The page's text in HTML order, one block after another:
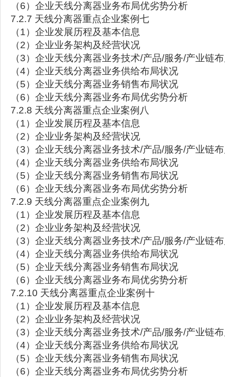
（6）企业天线分离器业务布局优劣势分析
7.2.7 天线分离器重点企业案例七
（1）企业发展历程及基本信息
（2）企业业务架构及经营状况
（3）企业天线分离器业务技术/产品/服务/产业链
（4）企业天线分离器业务供给布局状况
（5）企业天线分离器业务销售布局状况
（6）企业天线分离器业务布局优劣势分析
7.2.8 天线分离器重点企业案例八
（1）企业发展历程及基本信息
（2）企业业务架构及经营状况
（3）企业天线分离器业务技术/产品/服务/产业链
（4）企业天线分离器业务供给布局状况
（5）企业天线分离器业务销售布局状况
（6）企业天线分离器业务布局优劣势分析
7.2.9 天线分离器重点企业案例九
（1）企业发展历程及基本信息
（2）企业业务架构及经营状况
（3）企业天线分离器业务技术/产品/服务/产业链
（4）企业天线分离器业务供给布局状况
（5）企业天线分离器业务销售布局状况
（6）企业天线分离器业务布局优劣势分析
7.2.10 天线分离器重点企业案例十
（1）企业发展历程及基本信息
（2）企业业务架构及经营状况
（3）企业天线分离器业务技术/产品/服务/产业链
（4）企业天线分离器业务供给布局状况
（5）企业天线分离器业务销售布局状况
（6）企业天线分离器业务布局优劣势分析